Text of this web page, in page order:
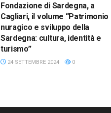
Fondazione di Sardegna, a
Cagliari, il volume “Patrimonio
nuragico e sviluppo della
Sardegna: cultura, identità e
turismo”
24 SETTEMBRE 2024 0